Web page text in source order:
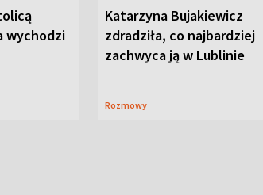
wychodzi
Katarzyna Bujakiewicz
zdradziła, co najbardziej
zachwyca ją w Lublinie
Rozmowy